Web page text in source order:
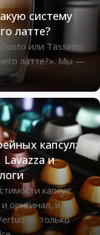
систему
латте?
или Tassimo:
латте?». Мы —
капсул:
и
капсул:
оригинал, и
— только